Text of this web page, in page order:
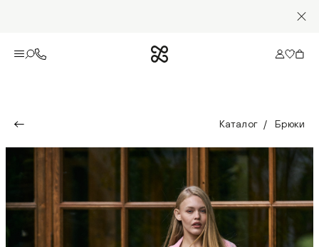
Каталог Брюки